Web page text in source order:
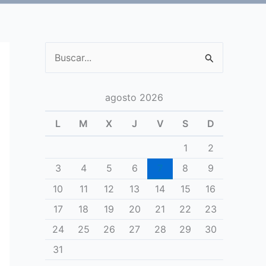
Buscar
por:
agosto 2026
L M X J V S D
1
2
3
4 5 6 8
9
10
11 12 13 14 15
16
17
18 19 20 21 22
23
24
25 26 27 28 29
30
31